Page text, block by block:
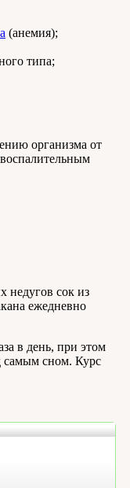
(анемия);
типа;
организма от
недугов сок из
ежедневно
в день, при этом
самым сном. Курс